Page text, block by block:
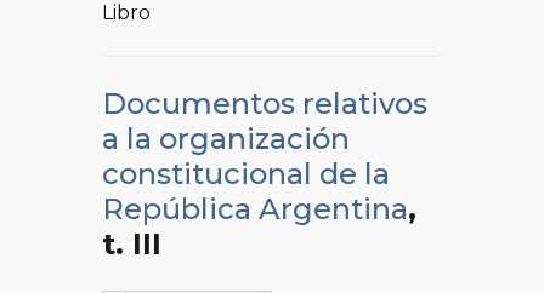
Libro
Documentos relativos
a la organización
constitucional de la
República Argentina,
t. III